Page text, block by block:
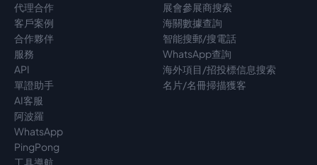
代理合作
客戶案例
合作夥伴
服務
API
單證助手
AI客服
阿波羅
WhatsApp
PingPong
工具導航
展會參展商搜索
海關數據查詢
智能搜郵/搜電話
WhatsApp查詢
海外項目/招投標信息搜索
名片/名冊掃描獲客